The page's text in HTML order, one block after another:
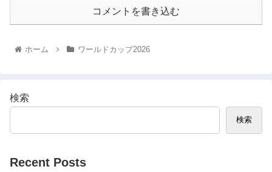
コメントを書き込む
ホーム ワールドカップ2026
検索
検索
Recent Posts